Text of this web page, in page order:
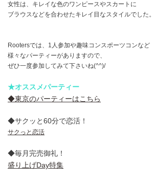
女性は、キレイな色のワンピースやスカートに
ブラウスなどを合わせたキレイ目なスタイルでした。
Rootersでは、1人参加や趣味コンスポーツコンなど
様々なパーティーがありますので、
ぜひ一度参加してみて下さいね(^^)/
★オススメパーティー
◆東京のパーティーはこちら
◆サクッと60分で恋活！
サクっと恋活
◆毎月完売御礼！
盛り上げDay特集